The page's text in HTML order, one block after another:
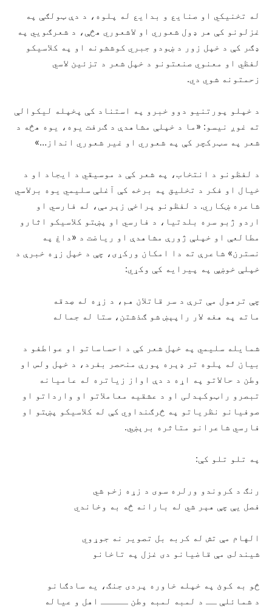
له تخنیکي او صنایع و بدایع له پلوه، د دې ټولګې په
غزلونو کې هر ډول شعوري او لاشعوري هڅې، د شعرګويي په
ډګر کې د خپل زور د ښودو جبري کوششونه او په کلاسیکو
لفظي او معنوي صنعتونو د خپل شعر د تزئین لاسي
زحمتونه شوي دي.
د خپلو پورتنیو دوو خبرو په استناد کې پخپله لیکوالې
ته غوږ نیسو: «ما د خپلې مشاهدې د ګرفت یوه، یوه هڅه د
شعر په سټرکچر کې په شعوري او غیر شعوري انداز…»
د لفظونو د انتخاب، په شعر کې د موسیقي د ایجاد او د
خیال او فکر د تخلیق په برخه کې آغلې سلیمي یوه برلاسي
شاعره ښکاري. د لفظونو پراخې زېرمې، له فارسي او
اردو ژبو سره بلدتیا، د فارسي او پښتو کلاسیکو اثارو
مطالعې او خپلې ژورې مشاهدې او ریاضت د «داغ په
نسترن» شاعرې ته دا امکان ورکړی، چې د خپل زړه خبرې د
خپلې خوښې په پیرایه کې وکړي:
چې ترهول مې ترې د سر قاتلان هم، د زړه له صِدقه
ماته په هغه لار راپېښ شو ګذشتن، ستا له جماله
شمایله سلیمي په خپل شعر کې د احساساتو او عواطفو د
بیان له پلوه تر ډېره پورې منحصر بفرد، د خپل ولس او
وطن د حالاتو په اړه د دې اواز زیاتره له عامیانه
تبصرو راټوکېدلی او د عشقیه معاملاتو او وارداتو او
صوفیانو نظریاتو په څرګنداوي کې له کلاسیکو پښتو او
فارسي شاعرانو متاثره برېښي.
په تلو تلو کې:
رنګ د کروندو ورلره سوى د زړه زخم شي
فصل يې چې هېر شي له بارانه څه به وخاندي
الهام مې تش له کربه بل تصوير نه جوړوي
شيندلى مې قاضيانو دى غزل په تاخانو
څو به کوئ په خپله خاوره پردى جنګ، يه سادګانو
د شمائلې ــ د لمبه لمبه وطن ـــــ اهل و عياله